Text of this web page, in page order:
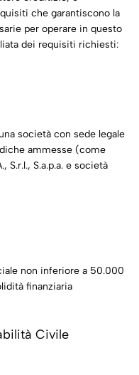
che garantiscono la
per operare in questo
dei requisiti richiesti:
società con sede legale
ammesse (come
S.r.l., S.a.p.a. e società
non inferiore a 50.000
finanziaria
Civile